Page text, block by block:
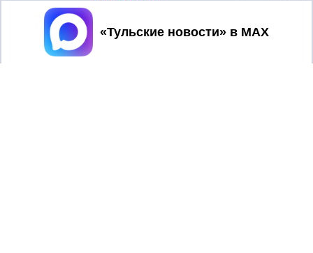
Принять